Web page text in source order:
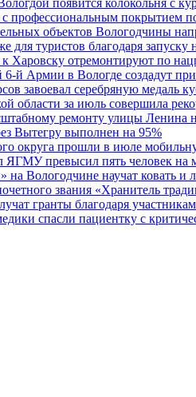
профессиональным покрытием
объектов Вологодчины
для туристов благодаря
Харовску отремонтируют по
й Армии в Вологде создадут при
завоевал серебряную медаль
области за июль совершила
ремонту улицы Ленина
Вытегру выполнен на 95%
округа прошли в июле
ЯГМУ превысил пять человек на
на Вологодчине научат ковать и
звания «Хранитель
гранты благодаря
спасли пациентку с